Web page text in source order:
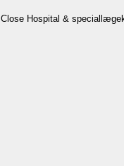
Close Hospital &